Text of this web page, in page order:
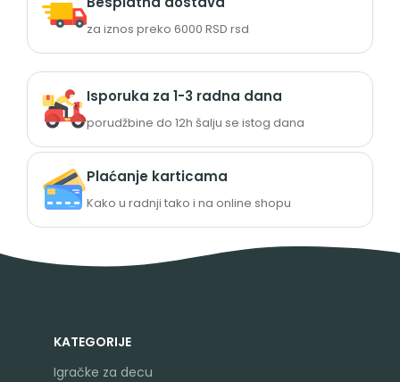
za iznos preko 6000 RSD rsd
Isporuka za 1-3 radna dana
porudžbine do 12h šalju se istog dana
Plaćanje karticama
Kako u radnji tako i na online shopu
KATEGORIJE
Igračke za decu